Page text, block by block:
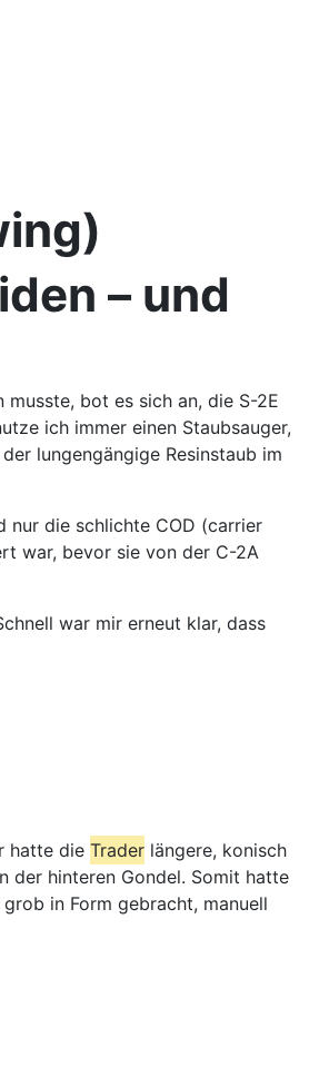
– und
bot es sich an, die S-2E
ich immer einen Staubsauger,
lungengängige Resinstaub im
nur die schlichte COD (carrier
war, bevor sie von der C-2A
war mir erneut klar, dass
hatte die Trader längere, konisch
der hinteren Gondel. Somit hatte
in Form gebracht, manuell